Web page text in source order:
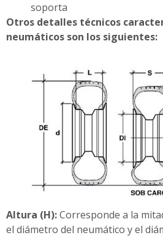
soporta
Otros detalles técnicos
neumáticos son los siguientes:
Altura (H):Corresponde a la
el diámetro del neumático y el